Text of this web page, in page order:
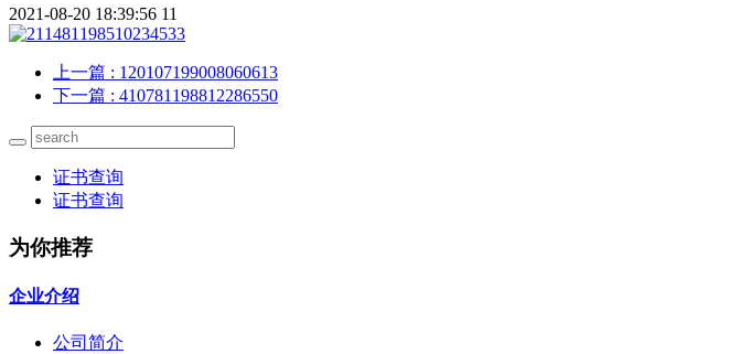
2021-08-20 18:39:56 11
上一篇 : 120107199008060613
下一篇 : 410781198812286550
证书查询
证书查询
为你推荐
企业介绍
公司简介